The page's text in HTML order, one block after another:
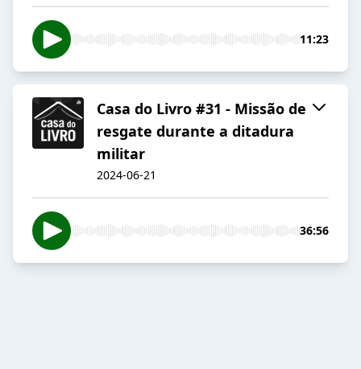
11:23
Casa do Livro #31 - Missão de
resgate durante a ditadura
militar
2024-06-21
36:56